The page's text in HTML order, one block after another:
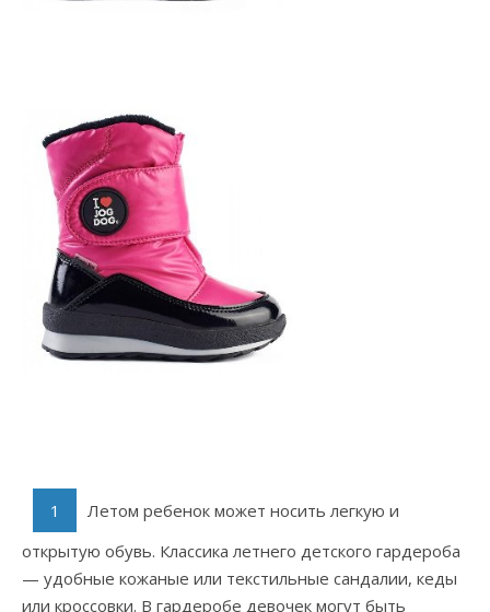
Летом ребенок может носить легкую и
открытую обувь. Классика летнего детского гардероба
— удобные кожаные или текстильные сандалии, кеды
или кроссовки. В гардеробе девочек могут быть